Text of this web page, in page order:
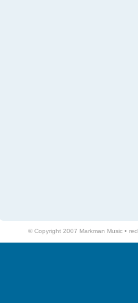
© Copyright 2007 Markman Music •